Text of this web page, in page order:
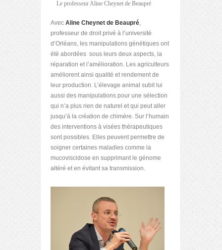
Le professeur Aline Cheynet de Beaupré
Avec Aline Cheynet de Beaupré
professeur de droit privé à l’université
d’Orléans, les manipulations génétiques ont
été abordées sous leurs deux aspects, la
réparation et l’amélioration. Les agriculteurs
améliorent ainsi qualité et rendement de
leur production. L’élevage animal subit lui
aussi des manipulations pour une sélection
qui n’a plus rien de naturel et qui peut aller
jusqu’à la création de chimère. Sur l’humain
des interventions à visées thérapeutiques
sont possibles. Elles peuvent permettre de
soigner certaines maladies comme la
mucoviscidose en supprimant le génome
altéré et en évitant sa transmission.